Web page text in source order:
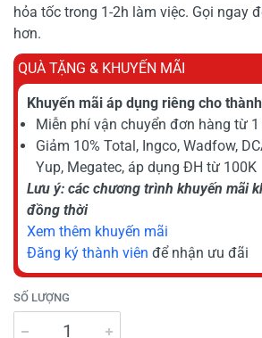
hỏa tốc trong 1-2h làm việc. Gọi ngay
hơn.
QUÀ TẶNG & KHUYẾN MÃI
Khuyến mãi áp dụng riêng cho
Miễn phí vận chuyển đơn hàng từ
Giảm 10% Total, Ingco, Wadfow,
Yup, Megatec, áp dụng ĐH từ 100K
Lưu ý: các chương trình khuyến mãi
đồng thời
Xem thêm khuyến mãi
Đăng ký thành viên để nhận ưu đãi
SỐ LƯỢNG